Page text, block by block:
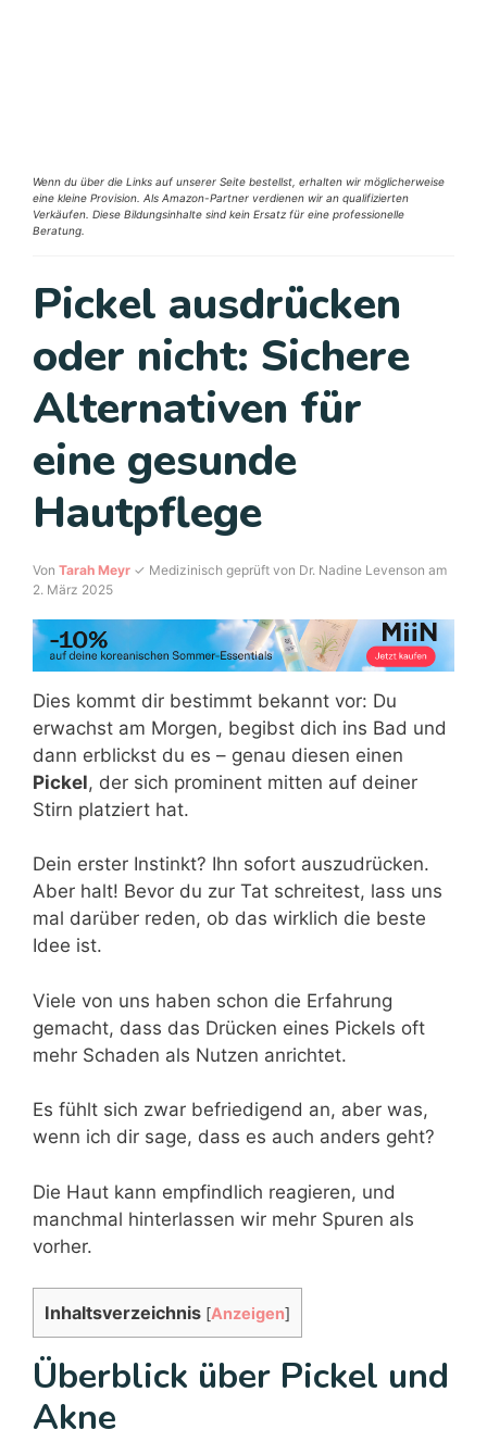
Wenn du über die Links auf unserer Seite bestellst, erhalten wir möglicherweise
eine kleine Provision. Als Amazon-Partner verdienen wir an qualifizierten
Verkäufen. Diese Bildungsinhalte sind kein Ersatz für eine professionelle
Beratung.
Pickel ausdrücken
oder nicht: Sichere
Alternativen für
eine gesunde
Hautpflege
Von Tarah Meyr ✓ Medizinisch geprüft von Dr. Nadine Levenson am
2. März 2025
Dies kommt dir bestimmt bekannt vor: Du
erwachst am Morgen, begibst dich ins Bad und
dann erblickst du es – genau diesen einen
Pickel, der sich prominent mitten auf deiner
Stirn platziert hat.
Dein erster Instinkt? Ihn sofort auszudrücken.
Aber halt! Bevor du zur Tat schreitest, lass uns
mal darüber reden, ob das wirklich die beste
Idee ist.
Viele von uns haben schon die Erfahrung
gemacht, dass das Drücken eines Pickels oft
mehr Schaden als Nutzen anrichtet.
Es fühlt sich zwar befriedigend an, aber was,
wenn ich dir sage, dass es auch anders geht?
Die Haut kann empfindlich reagieren, und
manchmal hinterlassen wir mehr Spuren als
vorher.
Inhaltsverzeichnis [Anzeigen]
Überblick über Pickel und
Akne